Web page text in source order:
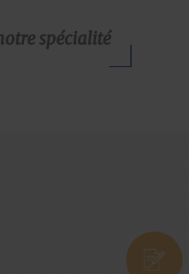
spécialité